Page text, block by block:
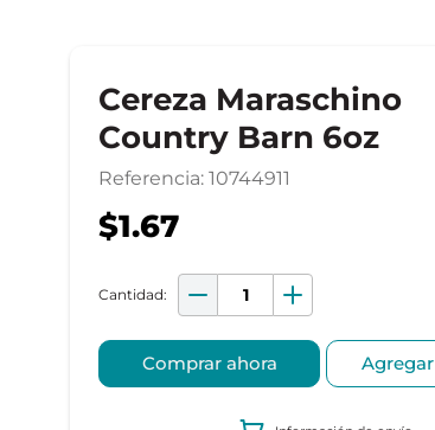
Cereza Maraschino
Country Barn 6oz
Referencia: 10744911
$1.67
Comprar ahora